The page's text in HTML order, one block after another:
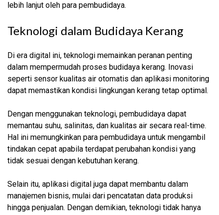
lebih lanjut oleh para pembudidaya.
Teknologi dalam Budidaya Kerang
Di era digital ini, teknologi memainkan peranan penting
dalam mempermudah proses budidaya kerang. Inovasi
seperti sensor kualitas air otomatis dan aplikasi monitoring
dapat memastikan kondisi lingkungan kerang tetap optimal.
Dengan menggunakan teknologi, pembudidaya dapat
memantau suhu, salinitas, dan kualitas air secara real-time.
Hal ini memungkinkan para pembudidaya untuk mengambil
tindakan cepat apabila terdapat perubahan kondisi yang
tidak sesuai dengan kebutuhan kerang.
Selain itu, aplikasi digital juga dapat membantu dalam
manajemen bisnis, mulai dari pencatatan data produksi
hingga penjualan. Dengan demikian, teknologi tidak hanya